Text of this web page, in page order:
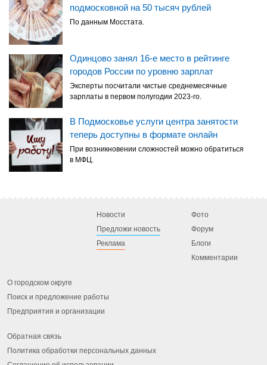
подмосковной на 50 тысяч рублей
По данным Мосстата.
Одинцово занял 16-е место в рейтинге
городов России по уровню зарплат
Эксперты посчитали чистые среднемесячные
зарплаты в первом полугодии 2023-го.
В Подмосковье услуги центра занятости
теперь доступны в формате онлайн
При возникновении сложностей можно обратиться
в МФЦ.
Новости
Предложи новость
Реклама
Фото
Форум
Блоги
Комментарии
О городском округе
Поиск и предложение работы
Предприятия и организации
Обратная связь
Политика обработки персональных данных